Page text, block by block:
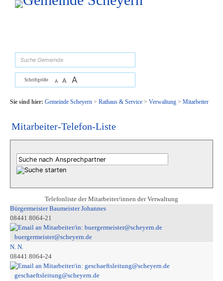
Zum Inhalt, zur Navigationoder zur Startseite springen.
Schriftgröße A A A
Sie sind hier: Gemeinde Scheyern> Rathaus & Service> Verwaltung> Mitarbeiter
Mitarbeiter-Telefon-Liste
Telefonliste der Mitarbeiter/innen der Verwaltung
Bürgermeister Baumeister Johannes
08441 8064-21
buergermeister@scheyern.de
N. N.
08441 8064-24
geschaeftsleitung@scheyern.de